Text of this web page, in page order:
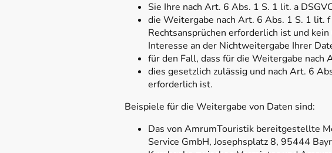
Sie Ihre nach Art. 6 Abs. 1 S. 1 lit. a
die Weitergabe nach Art. 6 Abs. 1 S. 1 lit.
Rechtsansprüchen erforderlich ist und
Interesse an der Nichtweitergabe Ihrer
für den Fall, dass für die Weitergabe
dies gesetzlich zulässig und nach Art. 6
erforderlich ist.
Beispiele für die Weitergabe von Daten sind:
Das von AmrumTouristik bereitgestellte
Service GmbH, Josephsplatz 8, 95444